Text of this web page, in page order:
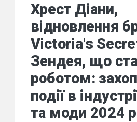
Хрест Діани,
відновлення
Victoria's
Зендея, що
роботом:
події в
та моди 2024